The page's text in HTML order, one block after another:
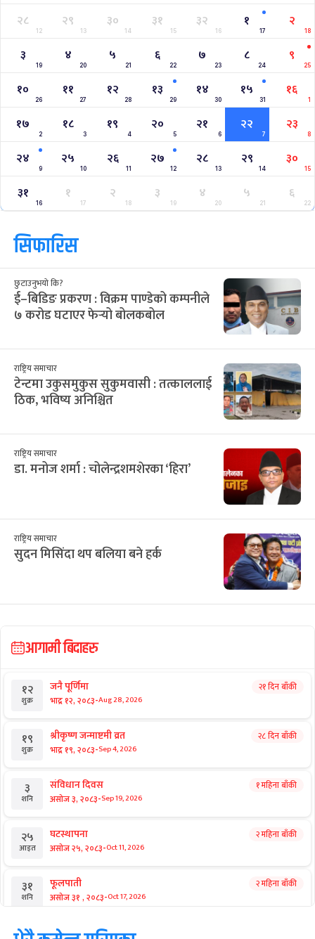
२८
12
२९
13
३०
14
३१
15
३२
16
१
17
२
18
३
19
४
20
५
21
६
22
७
23
८
24
९
25
१०
26
११
27
१२
28
१३
29
१४
30
१५
31
१६
1
१७
2
१८
3
१९
4
२०
5
२१
6
२२
7
२३
8
२४
9
२५
10
२६
11
२७
12
२८
13
२९
14
३०
15
३१
16
१
17
२
18
३
19
४
20
५
21
६
22
सिफारिस
छुटाउनुभयो कि?
ई–बिडिङ प्रकरण : विक्रम पाण्डेको कम्पनीले
७ करोड घटाएर फेर्‍यो बोलकबोल
राष्ट्रिय समाचार
टेन्टमा उकुसमुकुस सुकुमवासी : तत्काललाई
ठिक, भविष्य अनिश्चित
राष्ट्रिय समाचार
डा. मनोज शर्मा : चोलेन्द्रशमशेरका ‘हिरा’
राष्ट्रिय समाचार
सुदन मिसिंदा थप बलिया बने हर्क
आगामी बिदाहरु
१२
शुक्र
जनै पूर्णिमा
भाद्र १२, २०८३-Aug 28, 2026
२१ दिन बाँकी
१९
शुक्र
श्रीकृष्ण जन्माष्टमी व्रत
भाद्र १९, २०८३-Sep 4, 2026
२८ दिन बाँकी
३
शनि
संविधान दिवस
असोज ३, २०८३-Sep 19, 2026
१ महिना बाँकी
२५
आइत
घटस्थापना
असोज २५, २०८३-Oct 11, 2026
२ महिना बाँकी
३१
शनि
फूलपाती
असोज ३१ , २०८३-Oct 17, 2026
२ महिना बाँकी
कार्तिक सङ्क्रान्ति